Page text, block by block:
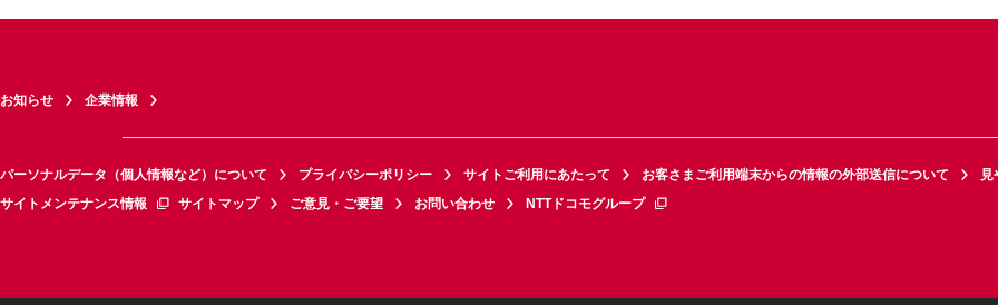
お知らせ 企業情報
パーソナルデータ（個人情報など）について プライバシーポリシー サイトご利用にあたって お客さまご利用端末からの情報の外部送信について
見
サイトメンテナンス情報
サイトマップ ご意見・ご要望 お問い合わせ NTTドコモグループ